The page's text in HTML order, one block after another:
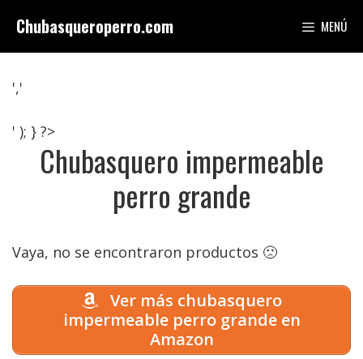
contenido
Chubasqueroperro.com MENÚ
','
' ); } ?>
Chubasquero impermeable
perro grande
Vaya, no se encontraron productos 🙁
Ver más chubasquero
impermeable perro grande en
Amazon